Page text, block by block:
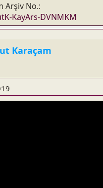
Arşiv No.
KayArs-DVNMKM
Karaçam